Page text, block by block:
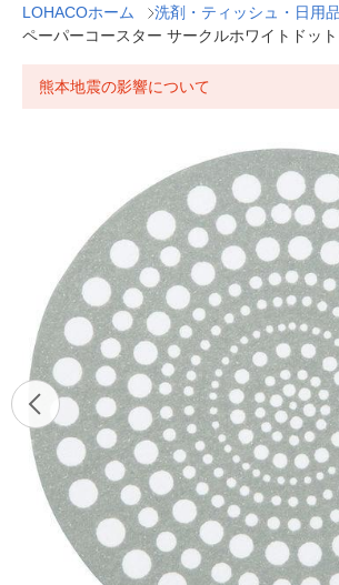
LOHACOホーム 洗剤・ティッシュ・日用品
ペーパーコースター サークルホワイトドッ
熊本地震の影響について